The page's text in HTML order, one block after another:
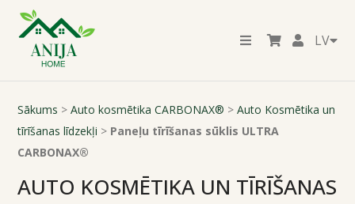
LV
Sākums >Auto kosmētika CARBONAX® >Auto Kosmētika un
tīrīšanas līdzekļi > Paneļu tīrīšanas sūklis ULTRA
CARBONAX®
AUTO KOSMĒTIKA UN TĪRĪŠANAS